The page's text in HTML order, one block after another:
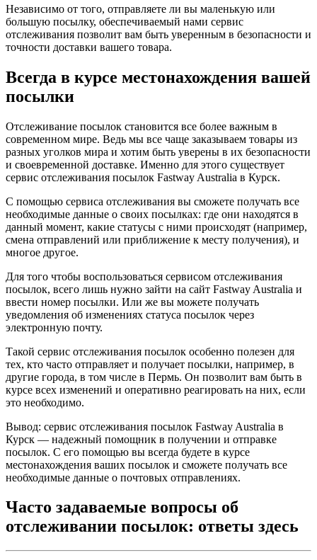
Независимо от того, отправляете ли вы маленькую или
большую посылку, обеспечиваемый нами сервис
отслеживания позволит вам быть уверенным в безопасности и
точности доставки вашего товара.
Всегда в курсе местонахождения вашей
посылки
Отслеживание посылок становится все более важным в
современном мире. Ведь мы все чаще заказываем товары из
разных уголков мира и хотим быть уверены в их безопасности
и своевременной доставке. Именно для этого существует
сервис отслеживания посылок Fastway Australia в Курск.
С помощью сервиса отслеживания вы сможете получать все
необходимые данные о своих посылках: где они находятся в
данный момент, какие статусы с ними происходят (например,
смена отправлений или приближение к месту получения), и
многое другое.
Для того чтобы воспользоваться сервисом отслеживания
посылок, всего лишь нужно зайти на сайт Fastway Australia и
ввести номер посылки. Или же вы можете получать
уведомления об изменениях статуса посылок через
электронную почту.
Такой сервис отслеживания посылок особенно полезен для
тех, кто часто отправляет и получает посылки, например, в
другие города, в том числе в Пермь. Он позволит вам быть в
курсе всех изменений и оперативно реагировать на них, если
это необходимо.
Вывод: сервис отслеживания посылок Fastway Australia в
Курск — надежный помощник в получении и отправке
посылок. С его помощью вы всегда будете в курсе
местонахождения ваших посылок и сможете получать все
необходимые данные о почтовых отправлениях.
Часто задаваемые вопросы об
отслеживании посылок: ответы здесь